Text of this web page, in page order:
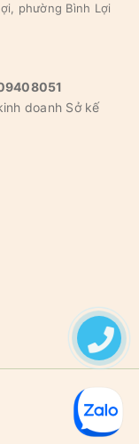
phường Bình Lợi
doanh Sở kế